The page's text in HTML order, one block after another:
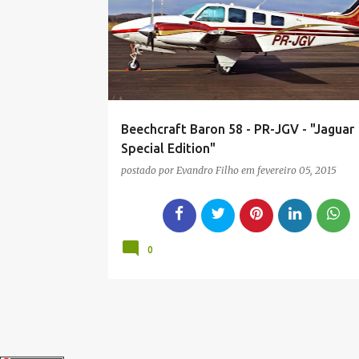
g
e
n
s
Beechcraft Baron 58 - PR-JGV - "Jaguar
Special Edition"
postado por Evandro Filho em fevereiro 05, 2015
BEECHCRAFT JAGUAR SPECIAL EDITION SNYB
0